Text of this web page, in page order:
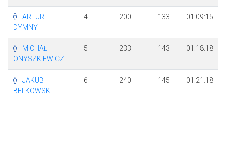
ARTUR
DYMNY
4 200 133 01:09:15
MICHAŁ
ONYSZKIEWICZ
5 233 143 01:18:18
JAKUB
BELKOWSKI
6 240 145 01:21:18